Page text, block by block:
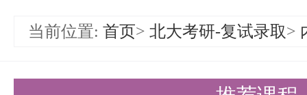
② 台湾地区申请者，须持在台湾
当前位置: 首页> 北大考研-复试录取>